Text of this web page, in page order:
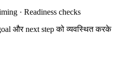
· Readiness checks
और next step को व्यवस्थित करके